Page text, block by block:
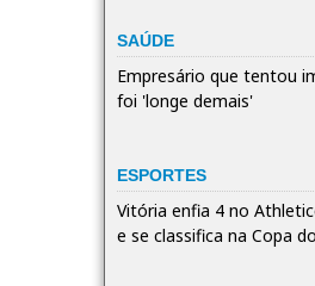
SAÚDE
Empresário que tentou
foi 'longe demais'
ESPORTES
Vitória enfia 4 no
e se classifica na Copa